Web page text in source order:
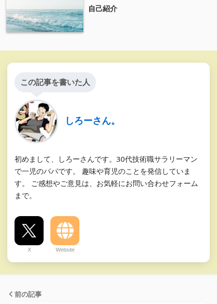
自己紹介
この記事を書いた人
しろーさん。
初めまして、しろーさんです。30代技術職サラリーマン
で一児のパパです。 趣味や育児のことを発信していま
す。 ご感想やご意見は、お気軽にお問い合わせフォーム
まで。
X Website
前の記事